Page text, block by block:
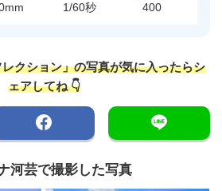
1/60秒 400
クション」の写真が気に入ったらシ
ェアしてね 👇
河芸で撮影した写真